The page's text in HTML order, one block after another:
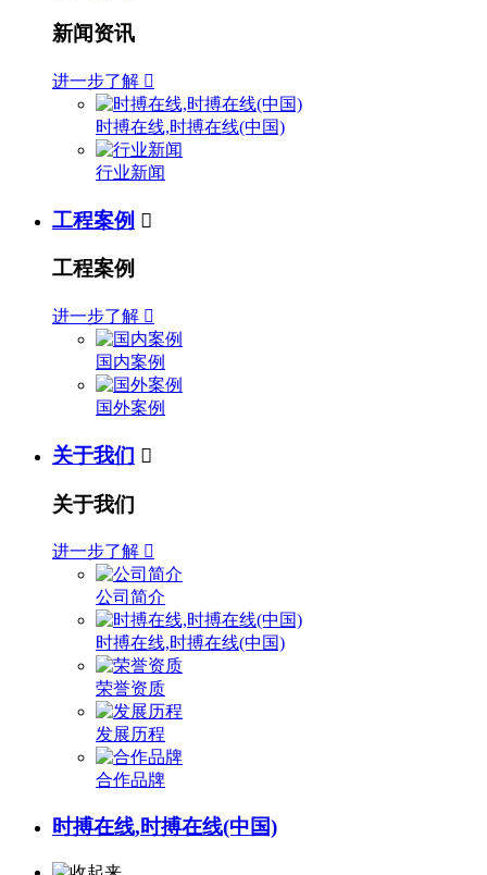
新闻资讯
进一步了解 
时搏在线,时搏在线(中国)
行业新闻
工程案例 
工程案例
进一步了解 
国内案例
国外案例
关于我们 
关于我们
进一步了解 
公司简介
时搏在线,时搏在线(中国)
荣誉资质
发展历程
合作品牌
时搏在线,时搏在线(中国)